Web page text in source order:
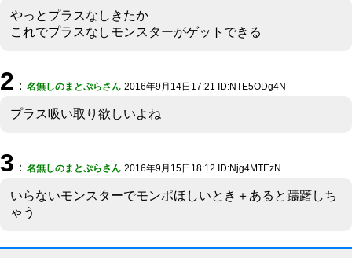
やっとプラスなしきたか
これでプラスなしモンスターがゲットできる
2 ： 名無しのまとぷらさん 2016年9月14日17:21 ID:NTE5ODg4N
プラス吸い取り欲しいよね
3 ： 名無しのまとぷらさん 2016年9月15日18:12 ID:Njg4MTEzN
いらないモンスターでモンポほしいとき＋あると躊躇しち
ゃう